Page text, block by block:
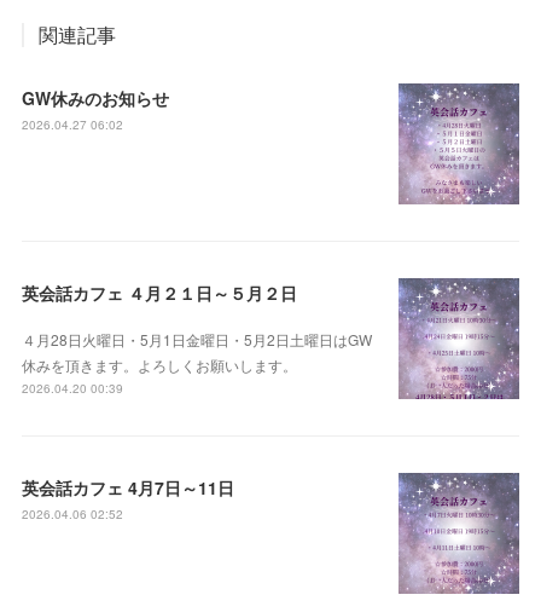
関連記事
GW休みのお知らせ
2026.04.27 06:02
英会話カフェ ４月２１日～５月２日
４月28日火曜日・5月1日金曜日・5月2日土曜日はGW
休みを頂きます。よろしくお願いします。
2026.04.20 00:39
英会話カフェ 4月7日～11日
2026.04.06 02:52